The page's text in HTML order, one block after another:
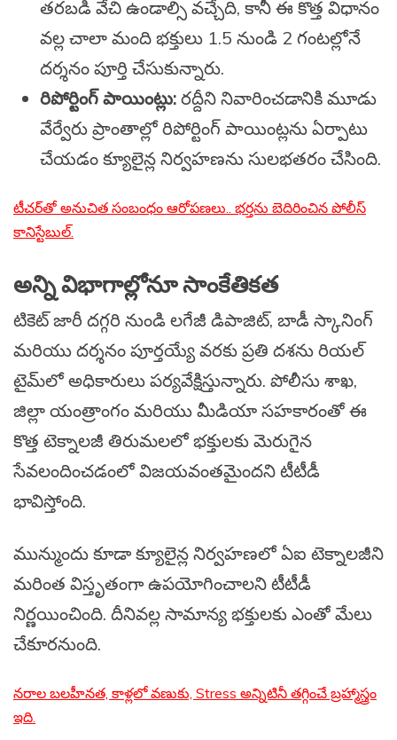
తరబడి వేచి ఉండాల్సి వచ్చేది, కానీ ఈ కొత్త విధానం
వల్ల చాలా మంది భక్తులు 1.5 నుండి 2 గంటల్లోనే
దర్శనం పూర్తి చేసుకున్నారు.
రిపోర్టింగ్ పాయింట్లు: రద్దీని నివారించడానికి మూడు
వేర్వేరు ప్రాంతాల్లో రిపోర్టింగ్ పాయింట్లను ఏర్పాటు
చేయడం క్యూలైన్ల నిర్వహణను సులభతరం చేసింది.
టీచర్‌తో అనుచిత సంబంధం ఆరోపణలు.. భర్తను బెదిరించిన పోలీస్
కానిస్టేబుల్.
అన్ని విభాగాల్లోనూ సాంకేతికత
టికెట్ జారీ దగ్గరి నుండి లగేజీ డిపాజిట్, బాడీ స్కానింగ్
మరియు దర్శనం పూర్తయ్యే వరకు ప్రతి దశను రియల్
టైమ్‌లో అధికారులు పర్యవేక్షిస్తున్నారు. పోలీసు శాఖ,
జిల్లా యంత్రాంగం మరియు మీడియా సహకారంతో ఈ
కొత్త టెక్నాలజీ తిరుమలలో భక్తులకు మెరుగైన
సేవలందించడంలో విజయవంతమైందని టీటీడీ
భావిస్తోంది.
మున్ముందు కూడా క్యూలైన్ల నిర్వహణలో ఏఐ టెక్నాలజీని
మరింత విస్తృతంగా ఉపయోగించాలని టీటీడీ
నిర్ణయించింది. దీనివల్ల సామాన్య భక్తులకు ఎంతో మేలు
చేకూరనుంది.
నరాల బలహీనత, కాళ్లలో వణుకు, Stress అన్నిటినీ తగ్గించే బ్రహ్మాస్త్రం
ఇది.